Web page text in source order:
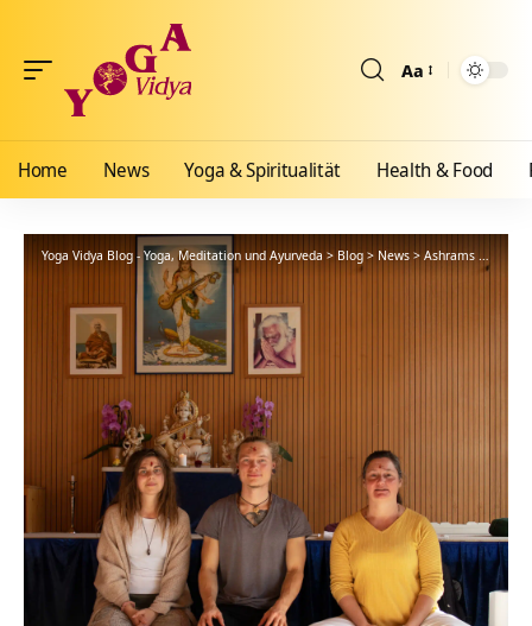
Aa
Home News Yoga & Spiritualität Health & Food
Yoga Vidya Blog - Yoga, Meditation und Ayurveda > Blog > News > Ashrams Bad